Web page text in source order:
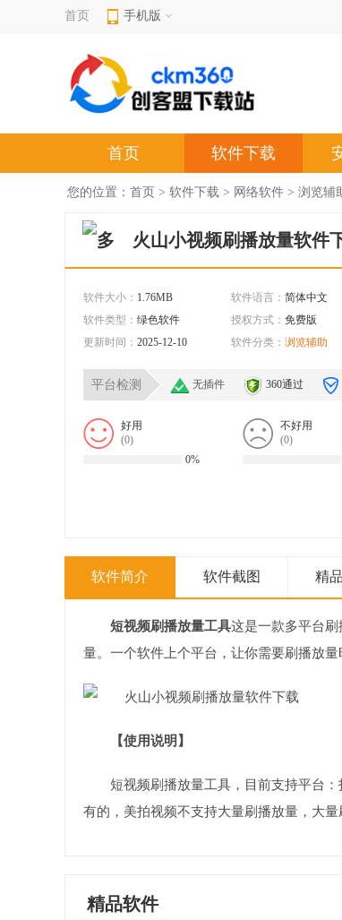
首页 手机版
首页 软件下载
您的位置： 首页 > 软件下载 > 网络软件 > 浏览辅
火山小视频刷播放量软件
软件大小： 1.76MB 软件语言： 简体中文
软件类型： 绿色软件 授权方式： 免费版
更新时间： 2025-12-10 软件分类： 浏览辅助
平台检测 无插件 360通过
好用
(0)
0%
不好用
(0)
软件简介 软件截图 精
短视频刷播放量工具这是一款多平台
量。一个软件上个平台，让你需要刷播放
【使用说明】
短视频刷播放量工具，目前支持平台
有的，美拍视频不支持大量刷播放量，大量
精品软件